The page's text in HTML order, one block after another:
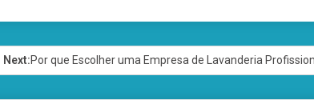
Next:Por que Escolher uma Empresa de Lavanderia